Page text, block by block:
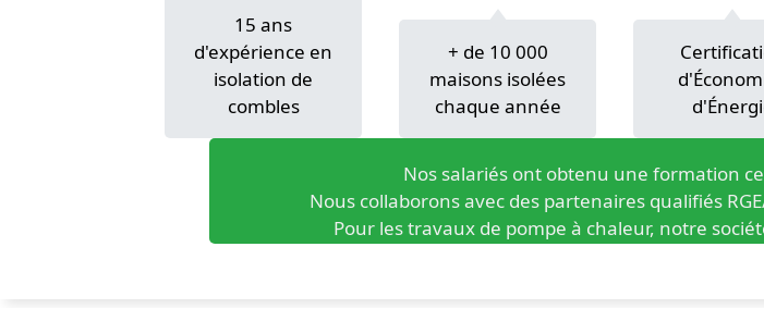
15 ans
d'expérience en
isolation de
combles
+ de 10 000
maisons isolées
chaque année
Nos salariés ont obtenu une formation
Nous collaborons avec des partenaires qualifiés
Pour les travaux de pompe à chaleur, notre